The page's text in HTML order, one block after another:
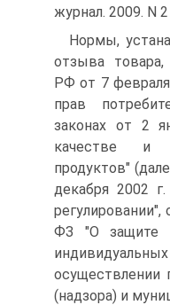
журнал. 2009. N 2
Нормы,
отзыва
РФ от 7
прав
законах от 2
качестве и
продуктов"
декабря 2002
регулировании",
ФЗ "О защите
осуществлении
(надзора) и